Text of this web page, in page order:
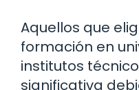
Aquellos que
formación en
institutos
significativa